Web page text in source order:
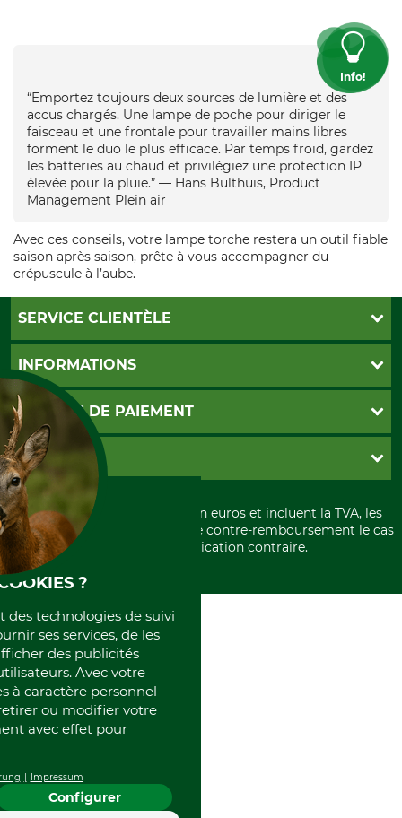
Info!
“Emportez toujours deux sources de lumière et des
accus chargés. Une lampe de poche pour diriger le
faisceau et une frontale pour travailler mains libres
forment le duo le plus efficace. Par temps froid, gardez
les batteries au chaud et privilégiez une protection IP
élevée pour la pluie.” — Hans Bülthuis, Product
Management Plein air
Avec ces conseils, votre lampe torche restera un outil fiable
saison après saison, prête à vous accompagner du
crépuscule à l’aube.
SERVICE CLIENTÈLE
Foire aux questions
Abonnement à la newsletter
Contact
Garantie / Devis
Paramètres des cookies
INFORMATIONS
CGV
Livraison
Conditions d'annulation
Formulaire de rétraction
Politique de confidentialité
Élimination et environnement
Rétractation de votre commande
MOYENS DE PAIEMENT
PayPal
Carte de crédit
Paiement á l'avance
GRUBE KG
Histoire
International
Portrait
Qui sommes-nous
Tous les prix sont exprimés en euros et incluent la TVA, les
frais d'expédition et les frais de contre-remboursement le cas
échéant, sauf indication contraire.
?
des technologies de suivi
ses services, de les
des publicités
Avec votre
à caractère personnel
ou modifier votre
avec effet pour
Impressum
Configurer